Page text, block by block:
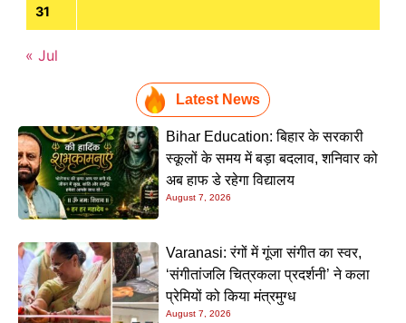
31
« Jul
Latest News
Bihar Education: बिहार के सरकारी
स्कूलों के समय में बड़ा बदलाव, शनिवार को
अब हाफ डे रहेगा विद्यालय
August 7, 2026
Varanasi: रंगों में गूंजा संगीत का स्वर,
‘संगीतांजलि चित्रकला प्रदर्शनी’ ने कला
प्रेमियों को किया मंत्रमुग्ध
August 7, 2026